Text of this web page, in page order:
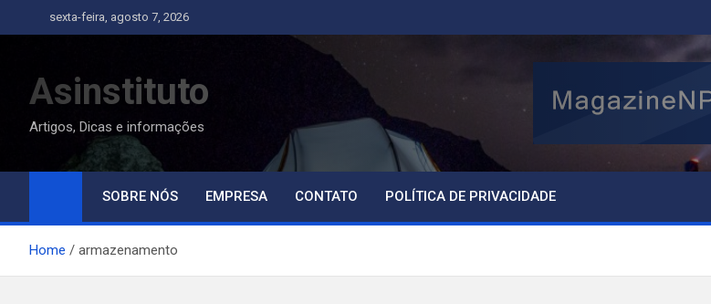
to
sexta-feira, agosto 7, 2026
Asinstituto
Artigos, Dicas e informações
SOBRE NÓS EMPRESA CONTATO POLÍTICA DE PRIVACIDADE
Home armazenamento